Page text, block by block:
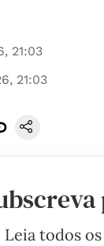
21:03
21:03
Leia todos